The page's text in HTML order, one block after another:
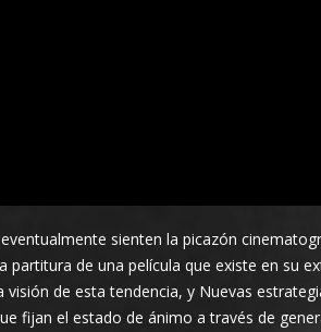
sienten la picazón
de una película que existe en su
de esta tendencia, y Nuevas
fijan el estado de ánimo a través de